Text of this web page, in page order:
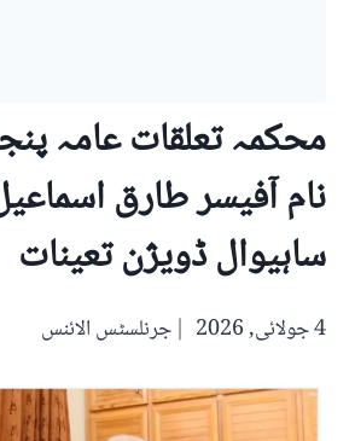
محکمہ تعلقات عامہ
نام آفیسر طارق
ساہیوال ڈویژن تعینات
4 جولائی, 2026 جرنلسٹس الائنس